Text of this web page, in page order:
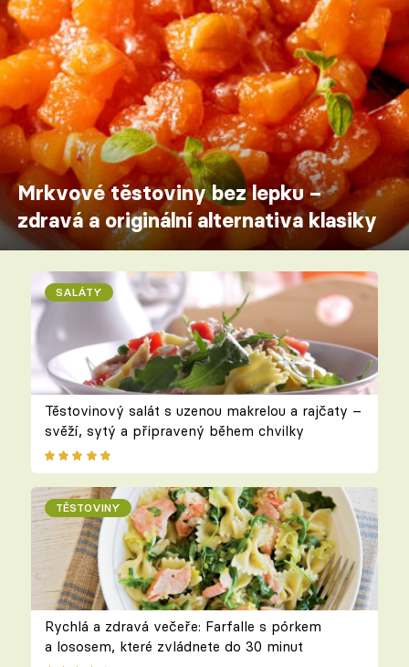
Mrkvové těstoviny bez lepku –
zdravá a originální alternativa klasiky
SALÁTY
Těstovinový salát s uzenou makrelou a rajčaty –
svěží, sytý a připravený během chvilky
TĚSTOVINY
Rychlá a zdravá večeře: Farfalle s pórkem
a lososem, které zvládnete do 30 minut